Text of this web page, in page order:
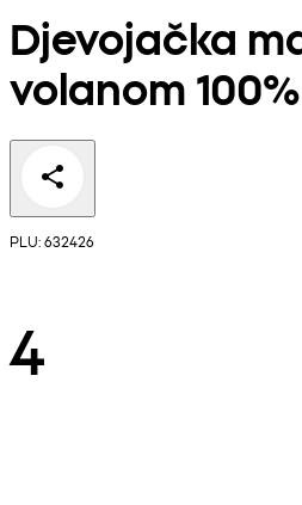
Djevojačka
volanom
PLU: 632426
4